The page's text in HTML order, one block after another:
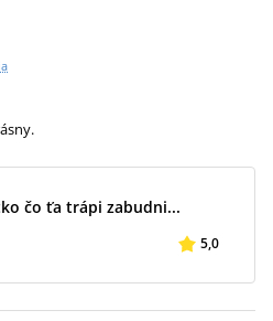
čo ťa trápi zabudni...
5,0